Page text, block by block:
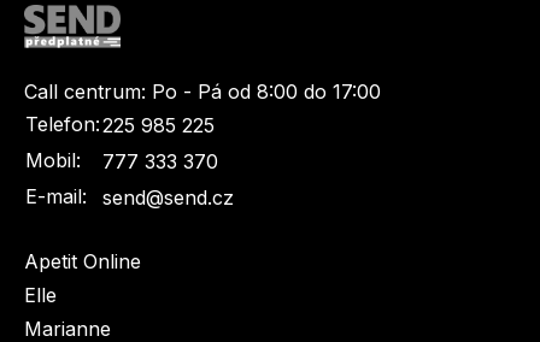
Call centrum: Po - Pá od 8:00 do 17:00
Telefon:225 985 225
Mobil:
777 333 370
E-mail:
send@send.cz
Apetit Online
Elle
Marianne